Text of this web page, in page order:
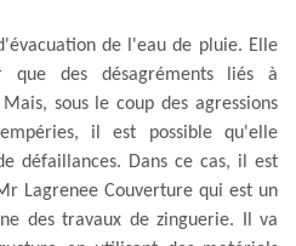
de l'eau de pluie. Elle
que des désagréments liés à
sous le coup des agressions
il est possible qu'elle
défaillances. Dans ce cas, il est
Lagrenee Couverture qui est un
des travaux de zinguerie. Il va